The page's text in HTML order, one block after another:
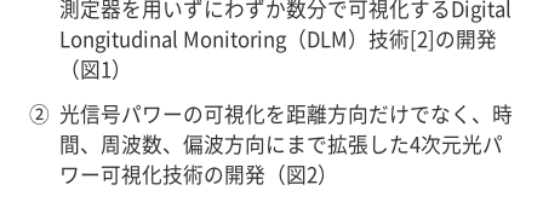
測定器を用いずにわずか数分で可視化するDigital
Longitudinal Monitoring（DLM）技術[2]の開発
（図1）
② 光信号パワーの可視化を距離方向だけでなく、時
間、周波数、偏波方向にまで拡張した4次元光パ
ワー可視化技術の開発（図2）